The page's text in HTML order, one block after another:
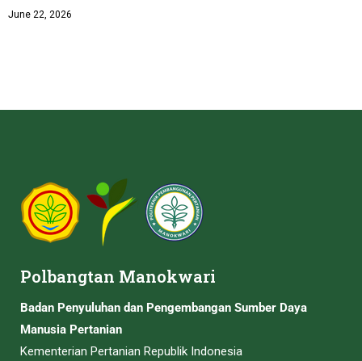
June 22, 2026
Polbangtan Manokwari
Badan Penyuluhan dan Pengembangan Sumber Daya
Manusia Pertanian
Kementerian Pertanian Republik Indonesia